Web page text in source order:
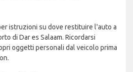
istruzioni su dove restituire l'auto a
di Dar es Salaam. Ricordarsi
oggetti personali dal veicolo prima